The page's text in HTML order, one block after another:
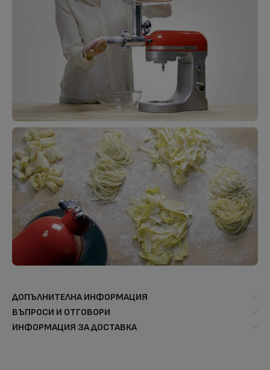
ДОПЪЛНИТЕЛНА ИНФОРМАЦИЯ
ВЪПРОСИ И ОТГОВОРИ
ИНФОРМАЦИЯ ЗА ДОСТАВКА